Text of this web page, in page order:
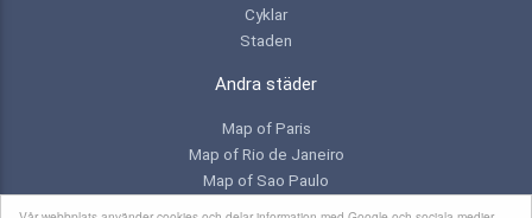
Cyklar
Staden
Andra städer
Map of Paris
Map of Rio de Janeiro
Map of Sao Paulo